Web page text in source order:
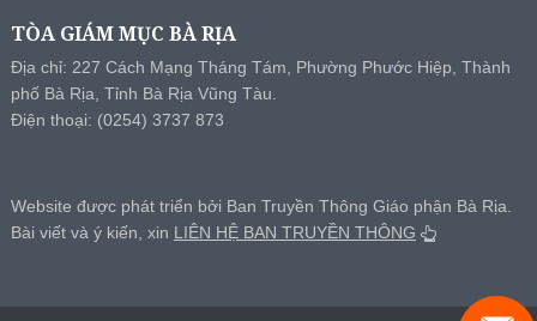
TÒA GIÁM MỤC BÀ RỊA
Địa chỉ: 227 Cách Mạng Tháng Tám, Phường Phước Hiệp, Thành
phố Bà Rịa, Tỉnh Bà Rịa Vũng Tàu.
Điện thoại: (0254) 3737 873
Website được phát triển bởi Ban Truyền Thông Giáo phận Bà Rịa.
Bài viết và ý kiến, xin LIÊN HỆ BAN TRUYỀN THÔNG